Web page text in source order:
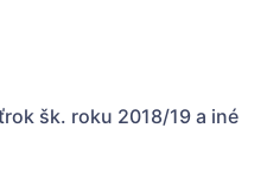
šk. roku 2018/19 a iné